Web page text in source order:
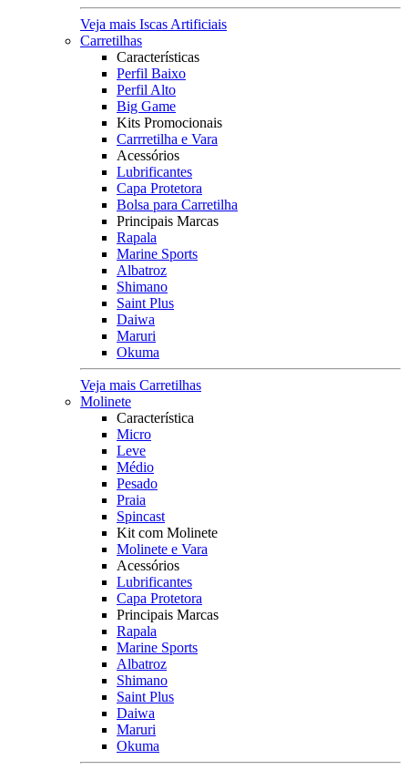
Veja mais Iscas Artificiais
Carretilhas
Características
Perfil Baixo
Perfil Alto
Big Game
Kits Promocionais
Carrretilha e Vara
Acessórios
Lubrificantes
Capa Protetora
Bolsa para Carretilha
Principais Marcas
Rapala
Marine Sports
Albatroz
Shimano
Saint Plus
Daiwa
Maruri
Okuma
Veja mais Carretilhas
Molinete
Característica
Micro
Leve
Médio
Pesado
Praia
Spincast
Kit com Molinete
Molinete e Vara
Acessórios
Lubrificantes
Capa Protetora
Principais Marcas
Rapala
Marine Sports
Albatroz
Shimano
Saint Plus
Daiwa
Maruri
Okuma